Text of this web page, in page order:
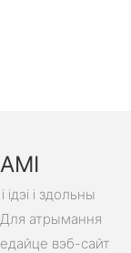
і здольны
Для атрымання
вэб-сайт